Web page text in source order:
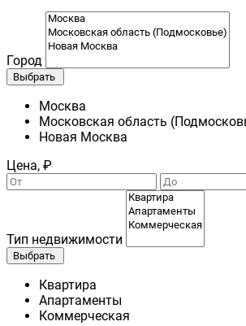
Город
Выбрать
Москва
Московская область
Новая Москва
Цена, ₽
Тип недвижимости
Выбрать
Квартира
Апартаменты
Коммерческая